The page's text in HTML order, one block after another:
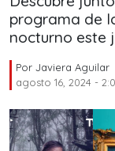
programa de
nocturno este
Por Javiera Aguilar
agosto 16, 2024 -